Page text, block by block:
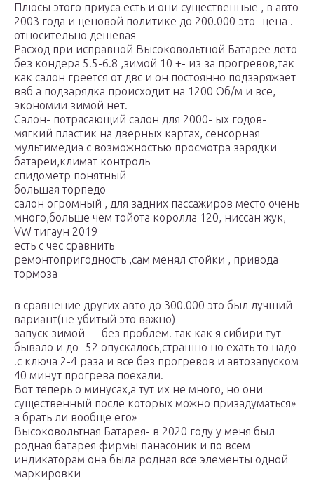
Плюсы этого приуса есть и они существенные , в авто
2003 года и ценовой политике до 200.000 это- цена .
относительно дешевая
Расход при исправной Высоковольтной Батарее лето
без кондера 5.5-6.8 ,зимой 10 +- из за прогревов,так
как салон греется от двс и он постоянно подзаряжает
ввб а подзарядка происходит на 1200 Об/м и все,
экономии зимой нет.
Салон- потрясающий салон для 2000- ых годов-
мягкий пластик на дверных картах, сенсорная
мультимедиа с возможностью просмотра зарядки
батареи,климат контроль
спидометр понятный
большая торпедо
салон огромный , для задних пассажиров место очень
много,больше чем тойота королла 120, ниссан жук,
VW тигаун 2019
есть с чес сравнить
ремонтопригодность ,сам менял стойки , привода
тормоза
в сравнение других авто до 300.000 это был лучший
вариант(не убитый это важно)
запуск зимой — без проблем. так как я сибири тут
бывало и до -52 опускалось,страшно но ехать то надо
.с ключа 2-4 раза и все без прогревов и автозапуском
40 минут прогрева поехали.
Вот теперь о минусах,а тут их не много, но они
существенный после которых можно призадуматься»
а брать ли вообще его»
Высоковольтная Батарея- в 2020 году у меня был
родная батарея фирмы панасоник и по всем
индикаторам она была родная все элементы одной
маркировки